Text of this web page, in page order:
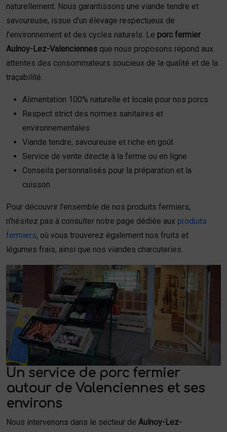
naturellement. Nous garantissons une viande tendre et
savoureuse, issue d’un élevage respectueux de
l’environnement et des cycles naturels. Le porc fermier
Aulnoy-Lez-Valenciennes que nous proposons répond aux
attentes des consommateurs soucieux de la qualité et de la
traçabilité.
Alimentation 100% naturelle et locale pour nos porcs
Respect strict des normes sanitaires et
environnementales
Viande tendre, savoureuse et riche en goût
Service de vente directe à la ferme ou en ligne
Conseils personnalisés pour la préparation et la
cuisson
Pour découvrir l’ensemble de nos produits fermiers,
n’hésitez pas à consulter notre page dédiée aux produits
fermiers, où vous trouverez également nos fruits et
légumes frais, ainsi que nos viandes charcuteries.
Un service de porc fermier
autour de Valenciennes et ses
environs
Nous intervenons dans le secteur de Aulnoy-Lez-